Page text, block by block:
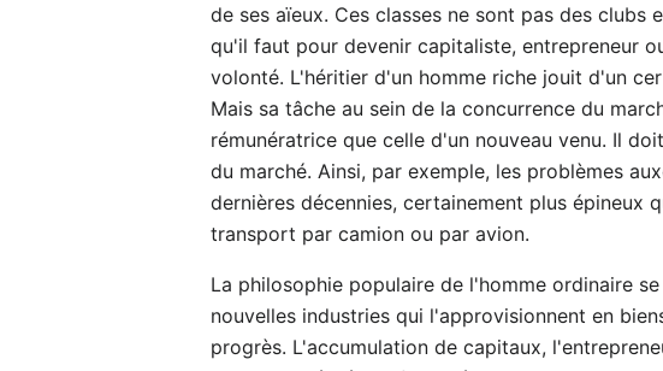
de ses aïeux. Ces classes ne sont pas des
qu'il faut pour devenir capitaliste, entrepreneur
volonté. L'héritier d'un homme riche jouit d'un
Mais sa tâche au sein de la concurrence du
rémunératrice que celle d'un nouveau venu. Il
du marché. Ainsi, par exemple, les problèmes
dernières décennies, certainement plus
transport par camion ou par avion.
La philosophie populaire de l'homme ordinaire
nouvelles industries qui l'approvisionnent en
progrès. L'accumulation de capitaux,